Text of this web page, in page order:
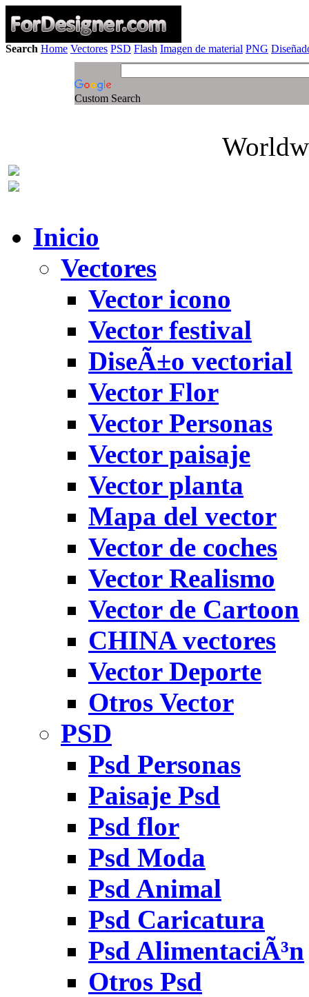
Search Home Vectores PSD Flash Imagen de material PNG
Custom Search
Inicio
Vectores
Vector icono
Vector festival
DiseÃ±o vectorial
Vector Flor
Vector Personas
Vector paisaje
Vector planta
Mapa del vector
Vector de coches
Vector Realismo
Vector de Cartoon
CHINA vectores
Vector Deporte
Otros Vector
PSD
Psd Personas
Paisaje Psd
Psd flor
Psd Moda
Psd Animal
Psd Caricatura
Psd AlimentaciÃ³n
Otros Psd